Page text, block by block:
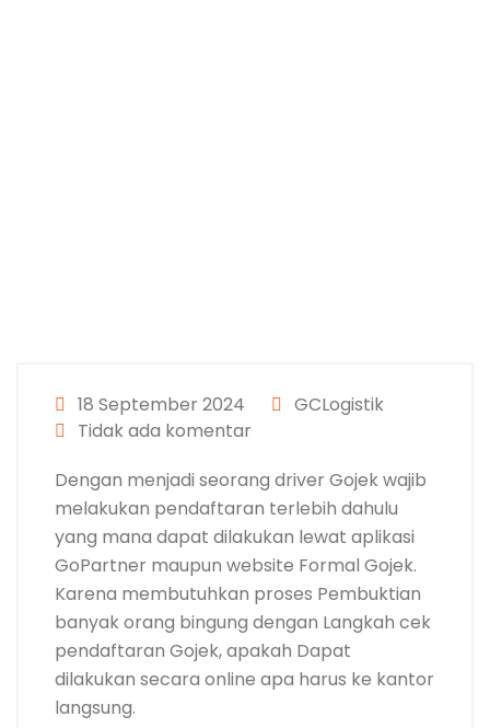
18 September 2024
GCLogistik
Tidak ada komentar
Dengan menjadi seorang driver Gojek wajib
melakukan pendaftaran terlebih dahulu
yang mana dapat dilakukan lewat aplikasi
GoPartner maupun website Formal Gojek.
Karena membutuhkan proses Pembuktian
banyak orang bingung dengan Langkah cek
pendaftaran Gojek, apakah Dapat
dilakukan secara online apa harus ke kantor
langsung.